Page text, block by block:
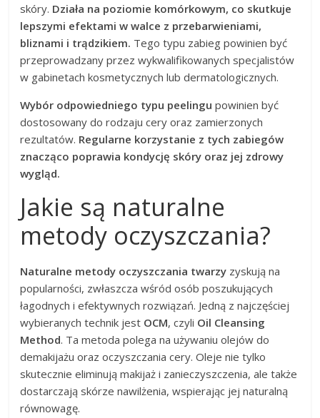
skóry. Działa na poziomie komórkowym, co skutkuje
lepszymi efektami w walce z przebarwieniami,
bliznami i trądzikiem. Tego typu zabieg powinien być
przeprowadzany przez wykwalifikowanych specjalistów
w gabinetach kosmetycznych lub dermatologicznych.
Wybór odpowiedniego typu peelingu powinien być
dostosowany do rodzaju cery oraz zamierzonych
rezultatów. Regularne korzystanie z tych zabiegów
znacząco poprawia kondycję skóry oraz jej zdrowy
wygląd.
Jakie są naturalne
metody oczyszczania?
Naturalne metody oczyszczania twarzy zyskują na
popularności, zwłaszcza wśród osób poszukujących
łagodnych i efektywnych rozwiązań. Jedną z najczęściej
wybieranych technik jest OCM, czyli Oil Cleansing
Method. Ta metoda polega na używaniu olejów do
demakijażu oraz oczyszczania cery. Oleje nie tylko
skutecznie eliminują makijaż i zanieczyszczenia, ale także
dostarczają skórze nawilżenia, wspierając jej naturalną
równowagę.